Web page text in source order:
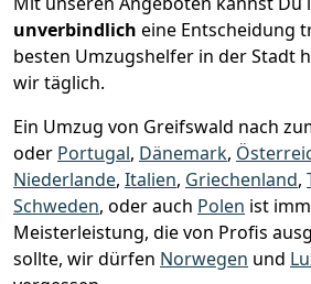
unverbindlich eine Entscheidung
besten Umzugshelfer in der Stadt
wir täglich.
Ein Umzug von Greifswald nach
oder Portugal, Dänemark,
Niederlande, Italien, Griechenland,
Schweden, oder auch Polen ist
Meisterleistung, die von Profis
sollte, wir dürfen Norwegen und